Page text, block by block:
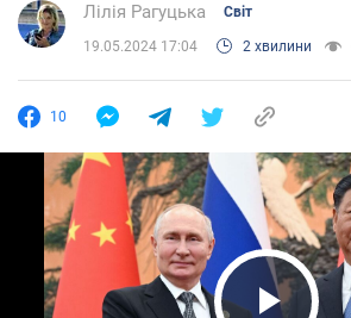
Лілія Рагуцька Світ
19.05.2024 17:04 2 хвилини
10